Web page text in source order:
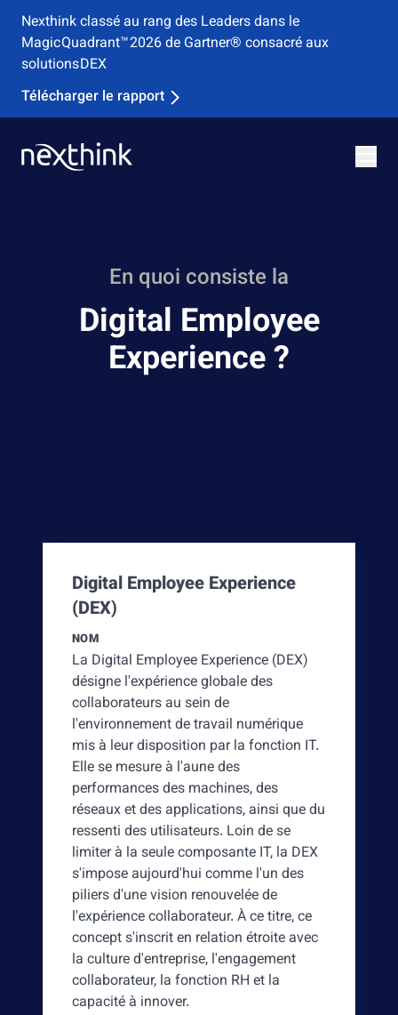
Nexthink classé au rang des Leaders dans le
Magic Quadrant™ 2026 de Gartner® consacré aux
solutions DEX
Télécharger le rapport
En quoi consiste la
Digital Employee
Experience ?
Digital Employee Experience
(DEX)
NOM
La Digital Employee Experience (DEX)
désigne l'expérience globale des
collaborateurs au sein de
l'environnement de travail numérique
mis à leur disposition par la fonction IT.
Elle se mesure à l'aune des
performances des machines, des
réseaux et des applications, ainsi que du
ressenti des utilisateurs. Loin de se
limiter à la seule composante IT, la DEX
s'impose aujourd'hui comme l'un des
piliers d'une vision renouvelée de
l'expérience collaborateur. À ce titre, ce
concept s'inscrit en relation étroite avec
la culture d'entreprise, l'engagement
collaborateur, la fonction RH et la
capacité à innover.